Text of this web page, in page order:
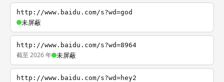
http://www.baidu.com/s?wd=god
未屏蔽
http://www.baidu.com/s?wd=8964
截至 2026 年 未屏蔽
http://www.baidu.com/s?wd=hey2